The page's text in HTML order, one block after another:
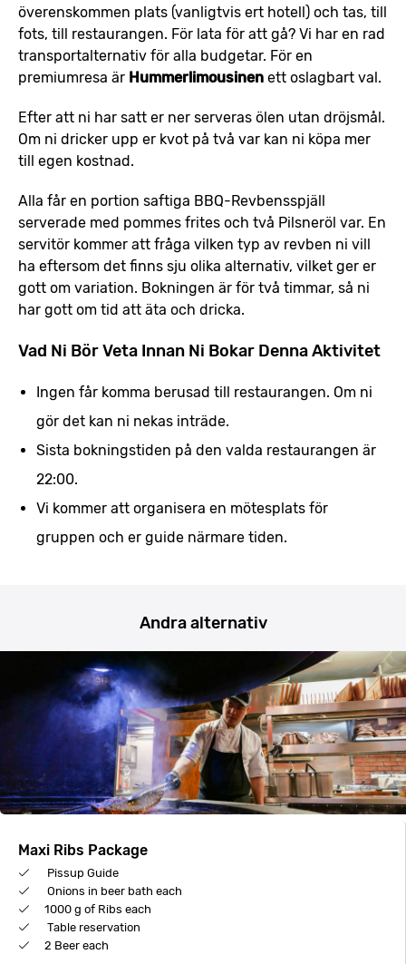
överenskommen plats (vanligtvis ert hotell) och tas, till
fots, till restaurangen. För lata för att gå? Vi har en rad
transportalternativ för alla budgetar. För en
premiumresa är Hummerlimousinen ett oslagbart val.
Efter att ni har satt er ner serveras ölen utan dröjsmål.
Om ni dricker upp er kvot på två var kan ni köpa mer
till egen kostnad.
Alla får en portion saftiga BBQ-Revbensspjäll
serverade med pommes frites och två Pilsneröl var. En
servitör kommer att fråga vilken typ av revben ni vill
ha eftersom det finns sju olika alternativ, vilket ger er
gott om variation. Bokningen är för två timmar, så ni
har gott om tid att äta och dricka.
Vad Ni Bör Veta Innan Ni Bokar Denna Aktivitet
Ingen får komma berusad till restaurangen. Om ni
gör det kan ni nekas inträde.
Sista bokningstiden på den valda restaurangen är
22:00.
Vi kommer att organisera en mötesplats för
gruppen och er guide närmare tiden.
Andra alternativ
Maxi Ribs Package
Pissup Guide
Onions in beer bath each
1000 g of Ribs each
Table reservation
2 Beer each